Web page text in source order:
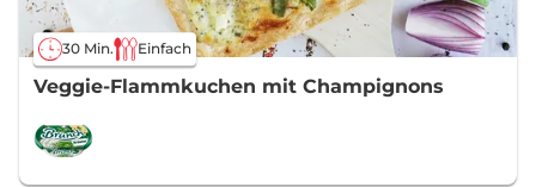
30 Min. Einfach
Veggie-Flammkuchen mit Champignons